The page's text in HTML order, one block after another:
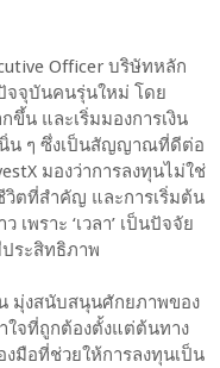
Officer บริษัทหลัก
จจุบันคนรุ่นใหม่ โดย
ขึ้น และเริ่มมองการเงิน
นิ่น ๆ ซึ่งเป็นสัญญาณที่ดีต่อ
มองว่าการลงทุนไม่ใช่
วิตที่สำคัญ และการเริ่มต้น
เพราะ ‘เวลา’ เป็นปัจจัย
ระสิทธิภาพ
มุ่งสนับสนุนศักยภาพของ
ใจที่ถูกต้องตั้งแต่ต้นทาง
มือที่ช่วยให้การลงทุนเป็น